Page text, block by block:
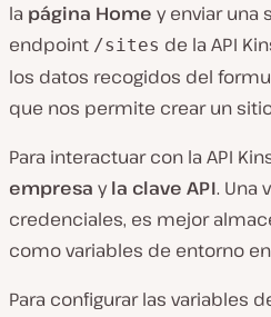
la página Home y enviar una
endpoint /sites de la API
los datos recogidos del
que nos permite crear un
Para interactuar con la API
empresa yla clave API. Una
credenciales, es mejor
como variables de entorno
Para configurar las variables